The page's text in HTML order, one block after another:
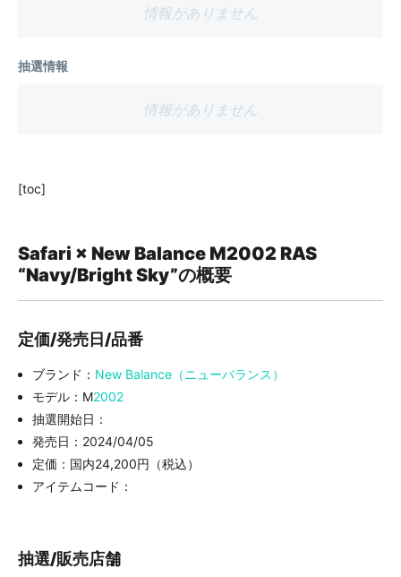
情報がありません
抽選情報
情報がありません
[toc]
Safari × New Balance M2002 RAS
“Navy/Bright Sky”の概要
定価/発売日/品番
ブランド： New Balance（ニューバランス）
モデル：M2002
抽選開始日：
発売日：2024/04/05
定価：国内24,200円（税込）
アイテムコード：
抽選/販売店舗